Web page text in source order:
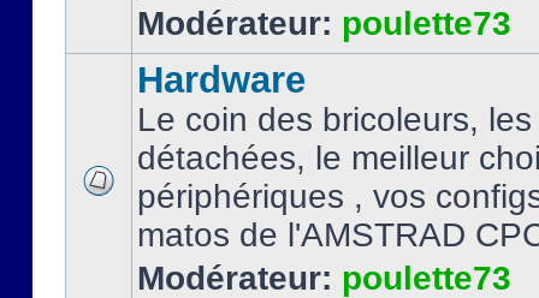
Modérateur: poulette73
Hardware
Le coin des bricoleurs,
détachées, le meilleur
périphériques , vos
matos de l'AMSTRAD
Modérateur: poulette73